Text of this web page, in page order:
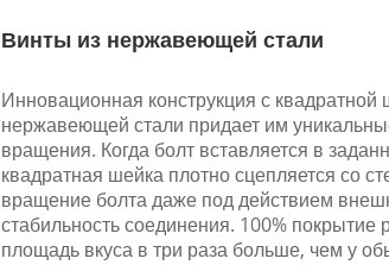
Винты из нержавеющей стали
Инновационная конструкция с
нержавеющей стали придает им
вращения. Когда болт вставляется в
квадратная шейка плотно сцепляется со
вращение болта даже под действием
стабильность соединения. 100% покрытие
площадь вкуса в три раза больше, чем у